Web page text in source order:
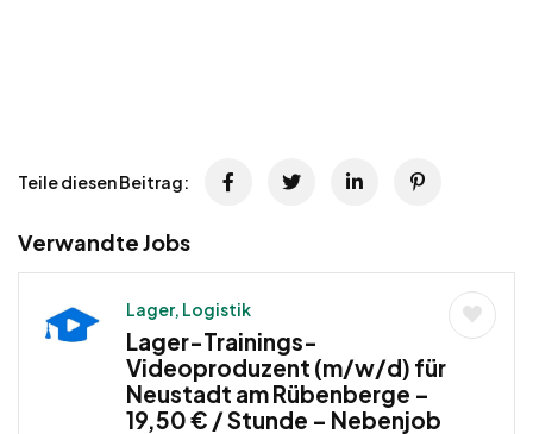
Teile diesen Beitrag:
Verwandte Jobs
Lager, Logistik
Lager-Trainings-
Videoproduzent (m/w/d) für
Neustadt am Rübenberge –
19,50 € / Stunde – Nebenjob